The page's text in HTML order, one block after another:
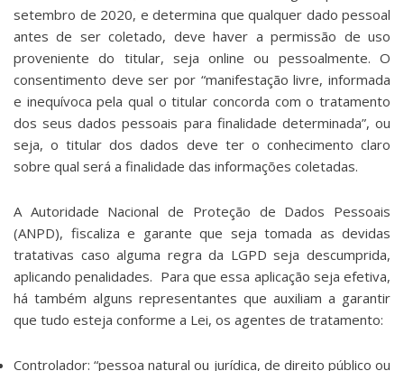
setembro de 2020, e determina que qualquer dado pessoal
antes de ser coletado, deve haver a permissão de uso
proveniente do titular, seja online ou pessoalmente. O
consentimento deve ser por “manifestação livre, informada
e inequívoca pela qual o titular concorda com o tratamento
dos seus dados pessoais para finalidade determinada”, ou
seja, o titular dos dados deve ter o conhecimento claro
sobre qual será a finalidade das informações coletadas.
A Autoridade Nacional de Proteção de Dados Pessoais
(ANPD), fiscaliza e garante que seja tomada as devidas
tratativas caso alguma regra da LGPD seja descumprida,
aplicando penalidades. Para que essa aplicação seja efetiva,
há também alguns representantes que auxiliam a garantir
que tudo esteja conforme a Lei, os agentes de tratamento:
Controlador: “pessoa natural ou jurídica, de direito público ou